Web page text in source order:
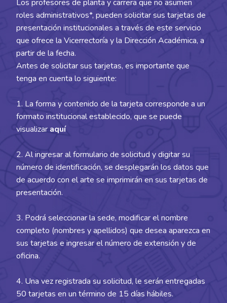
Los profesores de planta y carrera que no asumen
roles administrativos*, pueden solicitar sus tarjetas de
presentación institucionales a través de este servicio
que ofrece la Vicerrectoría y la Dirección Académica, a
partir de la fecha.
Antes de solicitar sus tarjetas, es importante que
tenga en cuenta lo siguiente:
1. La forma y contenido de la tarjeta corresponde a un
formato institucional establecido, que se puede
visualizaraquí
2. Al ingresar al formulario de solicitud y digitar su
número de identificación, se desplegarán los datos que
de acuerdo con el arte se imprimirán en sus tarjetas de
presentación.
3. Podrá seleccionar la sede, modificar el nombre
completo (nombres y apellidos) que desea aparezca en
sus tarjetas e ingresar el número de extensión y de
oficina.
4. Una vez registrada su solicitud, le serán entregadas
50 tarjetas en un término de 15 días hábiles.